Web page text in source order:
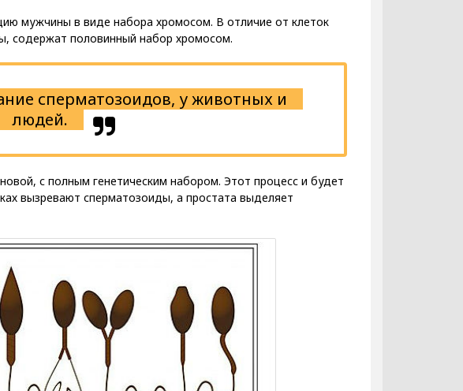
мужчины в виде набора хромосом. В отличие от клеток
содержат половинный набор хромосом.
сперматозоидов, у животных и
людей.
с полным генетическим набором. Этот процесс и будет
вызревают сперматозоиды, а простата выделяет